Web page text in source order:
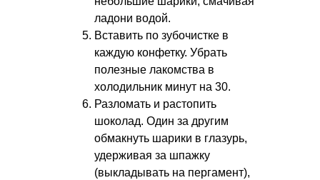
ладони водой.
Вставить по зубочистке в
каждую конфетку. Убрать
полезные лакомства в
холодильник минут на 30.
Разломать и растопить
шоколад. Один за другим
обмакнуть шарики в глазурь,
удерживая за шпажку
(выкладывать на пергамент),